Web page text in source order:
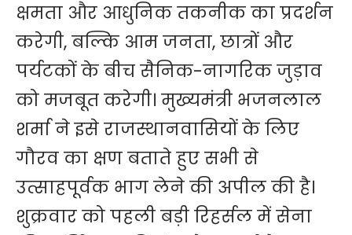
क्षमता और आधुनिक तकनीक का प्रदर्शन
करेगी, बल्कि आम जनता, छात्रों और
पर्यटकों के बीच सैनिक-नागरिक जुड़ाव
को मजबूत करेगी। मुख्यमंत्री भजनलाल
शर्मा ने इसे राजस्थानवासियों के लिए
गौरव का क्षण बताते हुए सभी से
उत्साहपूर्वक भाग लेने की अपील की है।
शुक्रवार को पहली बड़ी रिहर्सल में सेना